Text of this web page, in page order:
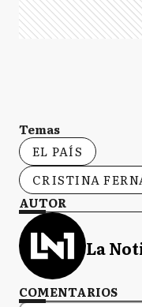
Temas
EL PAÍS
CRISTINA
AUTOR
La
COMENTARIOS